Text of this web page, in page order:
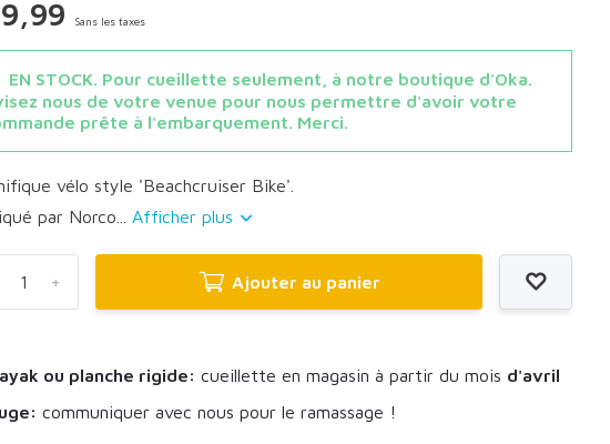
Sans les taxes
EN STOCK. Pour cueillette seulement, à notre boutique d'Oka.
nous de votre venue pour nous permettre d'avoir votre
prête à l'embarquement. Merci.
vélo style 'Beachcruiser Bike'.
par Norco... Afficher plus
+ Ajouter au panier
ou planche rigide: cueillette en magasin à partir du mois d'avril
communiquer avec nous pour le ramassage !